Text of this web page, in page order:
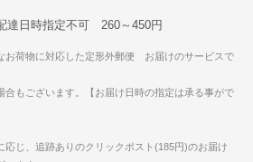
達日時指定不可 260～450円
お荷物に対応した定形外郵便 お届けのサービスで
合もございます。【お届け日時の指定は承る事がで
じ、追跡ありのクリックポスト(185円)のお届け